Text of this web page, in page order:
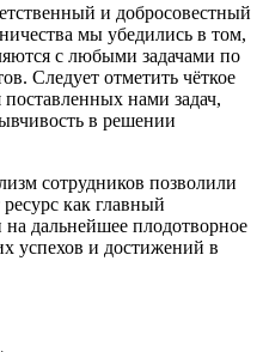
и добросовестный
мы убедились в том,
с любыми задачами по
Следует отметить чёткое
нами задач,
в решении
сотрудников позволили
как главный
дальнейшее плодотворное
успехов и достижений в